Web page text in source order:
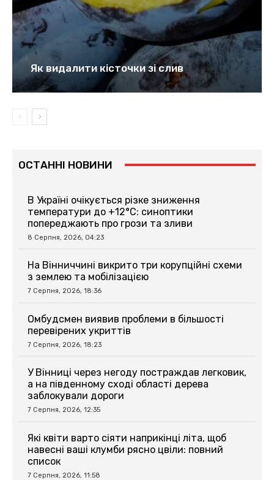
Як видалити кісточки зі слив
ОСТАННІ НОВИНИ
В Україні очікується різке зниження
температури до +12°C: синоптики
попереджають про грози та зливи
8 Серпня, 2026, 04:23
На Вінниччині викрито три корупційні схеми
з землею та мобілізацією
7 Серпня, 2026, 18:36
Омбудсмен виявив проблеми в більшості
перевірених укриттів
7 Серпня, 2026, 18:23
У Вінниці через негоду постраждав легковик,
а на південному сході області дерева
заблокували дороги
7 Серпня, 2026, 12:35
Які квіти варто сіяти наприкінці літа, щоб
навесні ваші клумби рясно цвіли: повний
список
7 Серпня, 2026, 11:58